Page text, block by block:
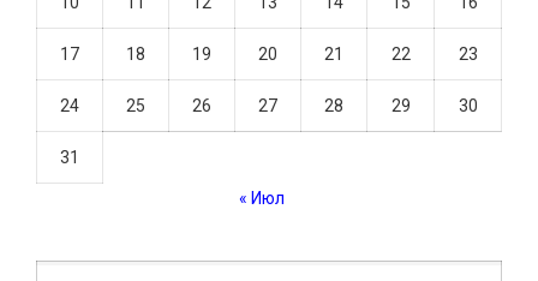
17 18 19 20 21 22 23
24 25 26 27 28 29 30
31
« Июл